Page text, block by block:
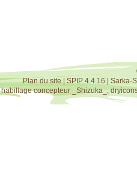
Plan du site|SPIP 4.4.16
Sarka-
habillage concepteur
_Shizuka_,